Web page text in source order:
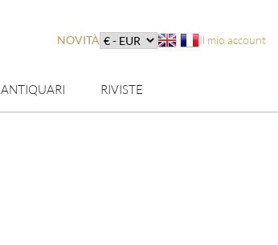
NOVITÀ Il mio account
ANTIQUARI RIVISTE